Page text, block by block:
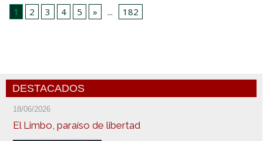
1
2 3 4 5 » ... 182
DESTACADOS
18/06/2026
El Limbo, paraíso de libertad